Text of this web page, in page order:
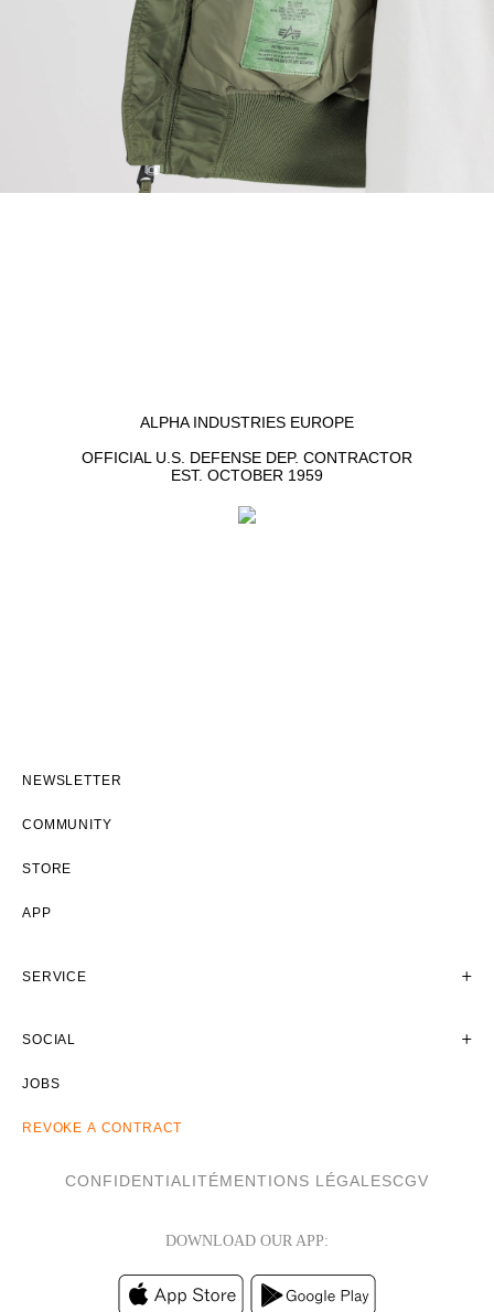
ALPHA INDUSTRIES EUROPE
OFFICIAL U.S. DEFENSE DEP. CONTRACTOR
EST. OCTOBER 1959
NEWSLETTER
COMMUNITY
STORE
APP
SERVICE
SOCIAL
JOBS
REVOKE A CONTRACT
CONFIDENTIALITÉMENTIONS LÉGALESCGV
DOWNLOAD OUR APP: